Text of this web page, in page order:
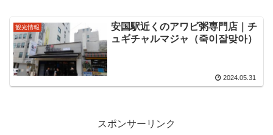
観光情報
安国駅近くのアワビ粥専門店｜チ
ュギチャルマジャ（죽이잘맞아）
2024.05.31
スポンサーリンク